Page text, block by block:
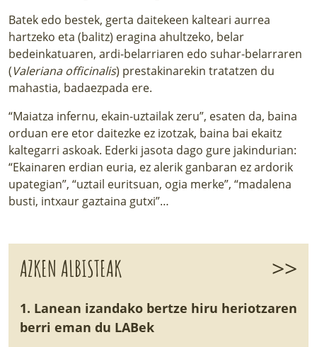
Batek edo bestek, gerta daitekeen kalteari aurrea
hartzeko eta (balitz) eragina ahultzeko, belar
bedeinkatuaren, ardi-belarriaren edo suhar-belarraren
(Valeriana officinalis) prestakinarekin tratatzen du
mahastia, badaezpada ere.
“Maiatza infernu, ekain-uztailak zeru”, esaten da, baina
orduan ere etor daitezke ez izotzak, baina bai ekaitz
kaltegarri askoak. Ederki jasota dago gure jakindurian:
“Ekainaren erdian euria, ez alerik ganbaran ez ardorik
upategian”, “uztail euritsuan, ogia merke”, “madalena
busti, intxaur gaztaina gutxi”…
AZKEN ALBISTEAK >>
1. Lanean izandako bertze hiru heriotzaren
berri eman du LABek